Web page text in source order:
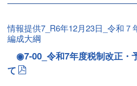
情報提供7_R6年12月23日_令和
編成大綱
◉7-00_令和7年度税制改正・
て